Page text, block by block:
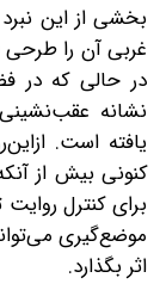
بخشی از این
غربی آن را طرحی
در حالی که در
نشانه
یافته است.
کنونی بیش از
برای کنترل
موضع‌گیری
اثر بگذارد.